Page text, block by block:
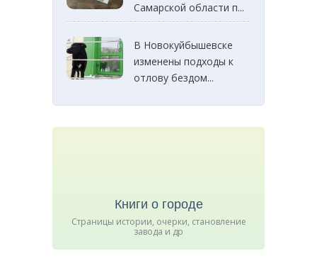
Самарской области п...
В Новокуйбышевске
изменены подходы к
отлову бездом...
Книги о городе
Страницы истории, очерки, становление
завода и др